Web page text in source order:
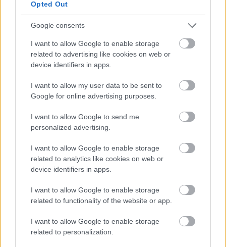
Opted Out
Google consents
I want to allow Google to enable storage
related to advertising like cookies on web or
device identifiers in apps.
I want to allow my user data to be sent to
Google for online advertising purposes.
I want to allow Google to send me
personalized advertising.
I want to allow Google to enable storage
related to analytics like cookies on web or
device identifiers in apps.
I want to allow Google to enable storage
related to functionality of the website or app.
I want to allow Google to enable storage
related to personalization.
Találkozz a szkeptikusokkal szombat
este!
Szkeptikus Blog•2011. szeptember 07.
Társaságunk is megjelenik a szeptember 10-én,
szombaton megrendezendő Civilek Éjszakáján. Ha
fontosnak tartod a racionális gondolkodást, ha
szeretnél minket közelebbről is megismerni, vagy
csak szimplán érdekel, kifélék-mifélék vagyunk, itt a
helyed! Helyszín: Fogasház (Budapest VII.…
Szkeptikus Klub: Gyógyszer vagy
nem gyógyszer?
Tamással, a hazai és európai gyógyszer-
törzskönyvezés elméleti és gyakorlati kérdéseiről